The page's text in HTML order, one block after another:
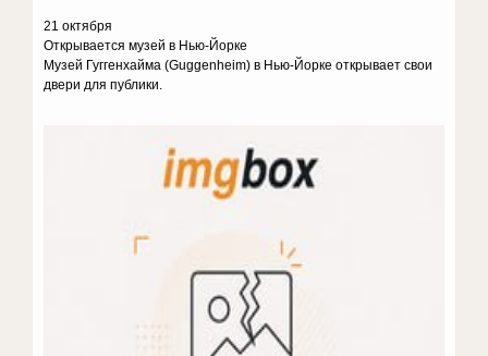
21 октября
Открывается музей в Нью-Йорке
Музей Гуггенхайма (Guggenheim) в Нью-Йорке открывает свои
двери для публики.